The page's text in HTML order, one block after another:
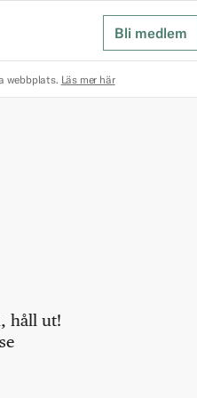
Bli medlem
webbplats. Läs mer här
håll ut!